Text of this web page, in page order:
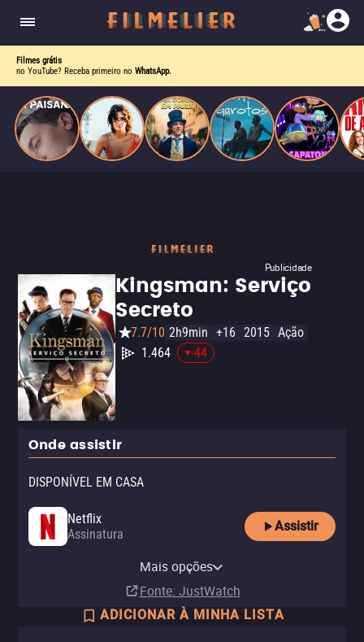
Filmes grátis
no YouTube? Receba primeiro no WhatsApp.
Publicidade
Kingsman: Serviço
Secreto
7.7/10 2h9min +16 2015 Ação
1.464
-44
Onde assistir
DISPONÍVEL EM CASA
Netflix
Assinatura
Assistir
Mais opções
Fonte: JustWatch
ADICIONAR À MINHA LISTA
quando se apaixona por um de seus alvos.